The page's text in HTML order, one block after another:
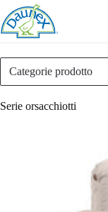
Salta
al
contenuto
Serie orsacchiotti
Categorie prodotto